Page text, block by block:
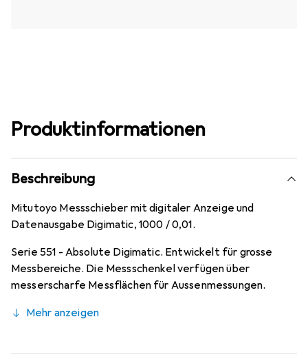
Produktinformationen
Beschreibung
Mitutoyo Messschieber mit digitaler Anzeige und
Datenausgabe Digimatic, 1000 / 0,01.
Serie 551 - Absolute Digimatic. Entwickelt für grosse
Messbereiche. Die Messschenkel verfügen über
messerscharfe Messflächen für Aussenmessungen.
Mehr anzeigen